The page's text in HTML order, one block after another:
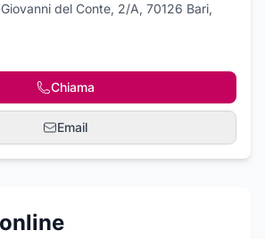
del Conte, 2/A, 70126 Bari,
Chiama
Email